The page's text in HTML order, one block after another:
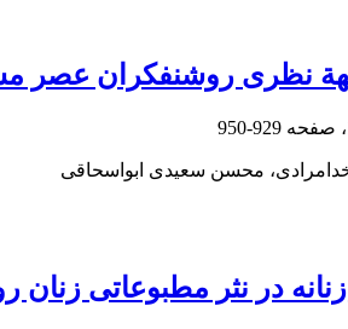
نظری روشنفکران عصر
929-950
محسن سعیدی ابواسحاقی
در نثر مطبوعاتی